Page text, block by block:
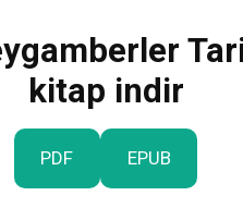
kitap indir
PDF EPUB